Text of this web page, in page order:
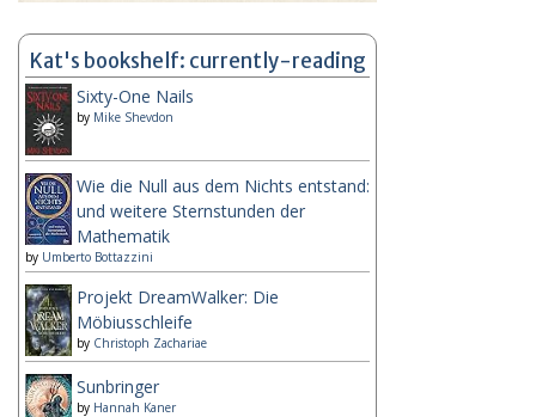
Kat's bookshelf: currently-reading
Sixty-One Nails
by Mike Shevdon
Wie die Null aus dem Nichts entstand:
und weitere Sternstunden der
Mathematik
by Umberto Bottazzini
Projekt DreamWalker: Die
Möbiusschleife
by Christoph Zachariae
Sunbringer
by Hannah Kaner